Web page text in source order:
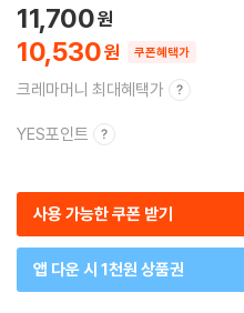
10,530
11,700
쿠폰혜택가
크레마머니 최대혜택가
YES포인트
사용 가능한 쿠폰 받기
앱 다운 시 1천원 상품권